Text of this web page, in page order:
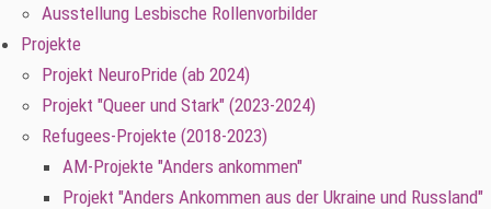
Ausstellung Lesbische Rollenvorbilder
Projekte
Projekt NeuroPride (ab 2024)
Projekt "Queer und Stark" (2023-2024)
Refugees-Projekte (2018-2023)
AM-Projekte "Anders ankommen"
Projekt "Anders Ankommen aus der Ukraine und Russland"